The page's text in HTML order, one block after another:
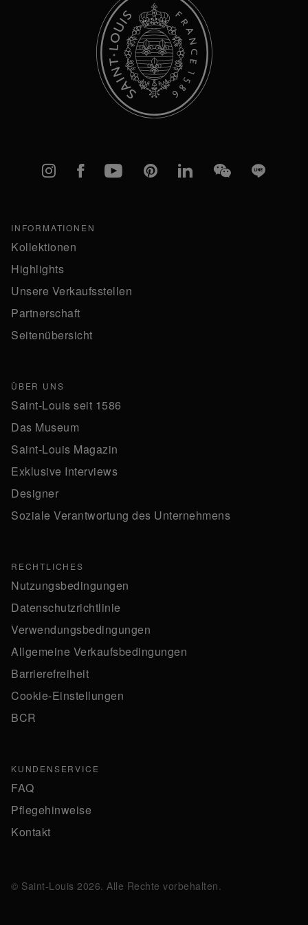
Instagram
FacebookYouTubePinterestlinkedInWeChatLine
INFORMATIONEN
Kollektionen
Highlights
Unsere Verkaufsstellen
Partnerschaft
Seitenübersicht
ÜBER UNS
Saint-Louis seit 1586
Das Museum
Saint-Louis Magazin
Exklusive Interviews
Designer
Soziale Verantwortung des Unternehmens
RECHTLICHES
Nutzungsbedingungen
Datenschutzrichtlinie
Verwendungsbedingungen
Allgemeine Verkaufsbedingungen
Barrierefreiheit
Cookie-Einstellungen
BCR
KUNDENSERVICE
FAQ
Pflegehinweise
Kontakt
© Saint-Louis 2026. Alle Rechte vorbehalten.